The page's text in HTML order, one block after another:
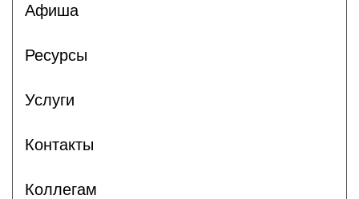
Афиша
Ресурсы
Услуги
Контакты
Коллегам